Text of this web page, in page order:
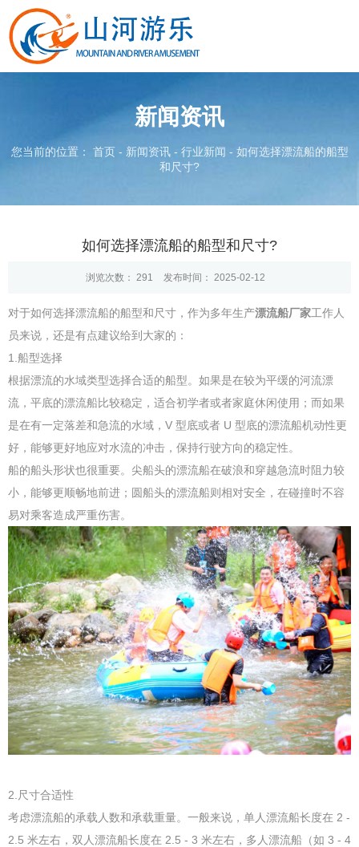
新闻资讯
您当前的位置： 首页 - 新闻资讯 - 行业新闻 - 如何选择漂流船的船型
和尺寸?
如何选择漂流船的船型和尺寸?
浏览次数： 291 发布时间： 2025-02-12
对于如何选择漂流船的船型和尺寸，作为多年生产漂流船厂家工作人
员来说，还是有点建议给到大家的：
1.船型选择
根据漂流的水域类型选择合适的船型。如果是在较为平缓的河流漂
流，平底的漂流船比较稳定，适合初学者或者家庭休闲使用；而如果
是在有一定落差和急流的水域，V 型底或者 U 型底的漂流船机动性更
好，能够更好地应对水流的冲击，保持行驶方向的稳定性。
船的船头形状也很重要。尖船头的漂流船在破浪和穿越急流时阻力较
小，能够更顺畅地前进；圆船头的漂流船则相对安全，在碰撞时不容
易对乘客造成严重伤害。
2.尺寸合适性
考虑漂流船的承载人数和承载重量。一般来说，单人漂流船长度在 2 -
2.5 米左右，双人漂流船长度在 2.5 - 3 米左右，多人漂流船（如 3 - 4